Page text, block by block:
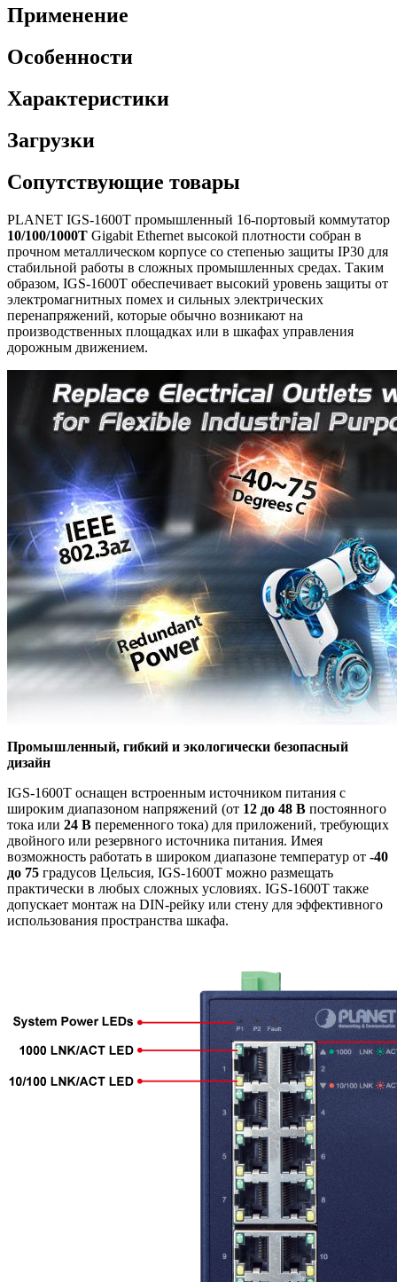
Применение
Особенности
Характеристики
Загрузки
Сопутствующие товары
PLANET IGS-1600T промышленный 16-портовый коммутатор
10/100/1000T Gigabit Ethernet высокой плотности собран в
прочном металлическом корпусе со степенью защиты IP30 для
стабильной работы в сложных промышленных средах. Таким
образом, IGS-1600T обеспечивает высокий уровень защиты от
электромагнитных помех и сильных электрических
перенапряжений, которые обычно возникают на
производственных площадках или в шкафах управления
дорожным движением.
Промышленный, гибкий и экологически безопасный
дизайн
IGS-1600T оснащен встроенным источником питания с
широким диапазоном напряжений (от 12 до 48 В постоянного
тока или 24 В переменного тока) для приложений, требующих
двойного или резервного источника питания. Имея
возможность работать в широком диапазоне температур от -40
до 75 градусов Цельсия, IGS-1600T можно размещать
практически в любых сложных условиях. IGS-1600T также
допускает монтаж на DIN-рейку или стену для эффективного
использования пространства шкафа.